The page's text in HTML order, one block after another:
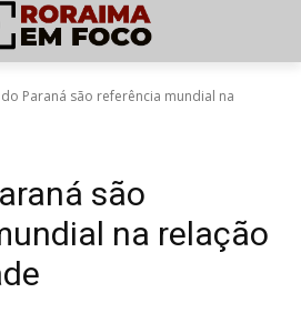
Paraná são referência mundial na
são
na relação